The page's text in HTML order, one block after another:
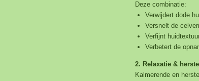
Deze combinatie:
Verwijdert dode
Versnelt de
Verfijnt
Verbetert de
2. Relaxatie &
Kalmerende en